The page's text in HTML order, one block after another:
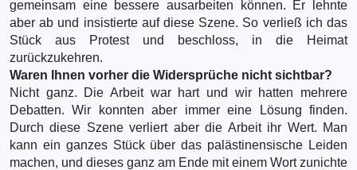
gemeinsam eine bessere ausarbeiten können. Er lehnte
aber ab und insistierte auf diese Szene. So verließ ich das
Stück aus Protest und beschloss, in die Heimat
zurückzukehren.
Waren Ihnen vorher die Widersprüche nicht sichtbar?
Nicht ganz. Die Arbeit war hart und wir hatten mehrere
Debatten. Wir konnten aber immer eine Lösung finden.
Durch diese Szene verliert aber die Arbeit ihr Wert. Man
kann ein ganzes Stück über das palästinensische Leiden
machen, und dieses ganz am Ende mit einem Wort zunichte